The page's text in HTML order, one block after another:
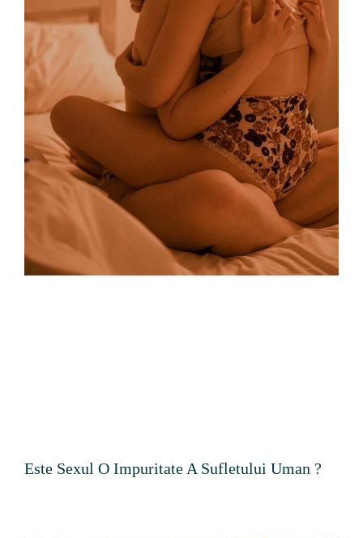
Este Sexul O Impuritate A Sufletului Uman ?